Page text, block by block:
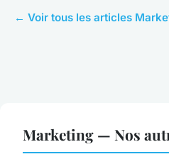
← Voir tous les articles
Marketing — Nos